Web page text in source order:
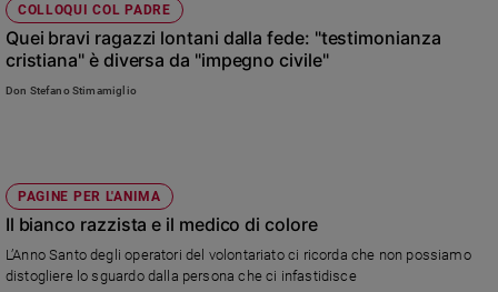
Papa
Chiesa
spiritualità
Santi
Devozione
e
COLLOQUI COL PADRE
Quei bravi ragazzi lontani dalla fede: "testimonianza
cristiana" è diversa da "impegno civile"
Don Stefano Stimamiglio
PAGINE PER L'ANIMA
Il bianco razzista e il medico di colore
L’Anno Santo degli operatori del volontariato ci ricorda che non possiamo
distogliere lo sguardo dalla persona che ci infastidisce